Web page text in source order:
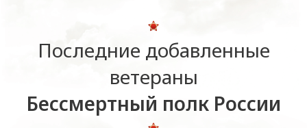
Последние добавленные
ветераны
Бессмертный полк России